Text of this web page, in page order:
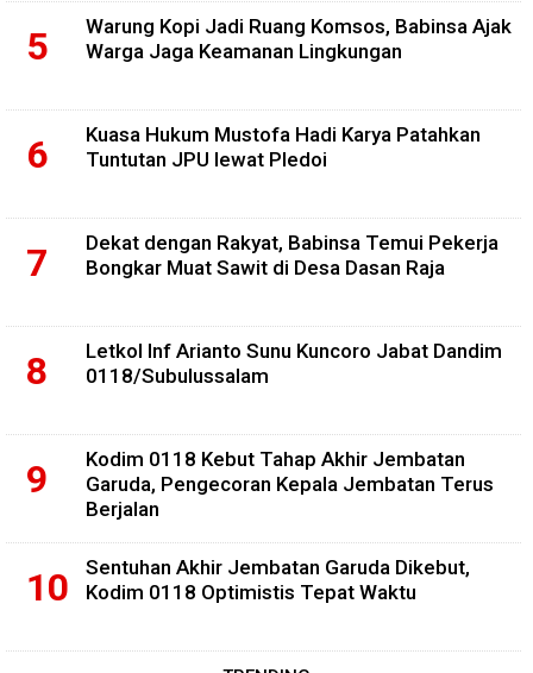
Warung Kopi Jadi Ruang Komsos, Babinsa Ajak
Warga Jaga Keamanan Lingkungan
Kuasa Hukum Mustofa Hadi Karya Patahkan
Tuntutan JPU lewat Pledoi
Dekat dengan Rakyat, Babinsa Temui Pekerja
Bongkar Muat Sawit di Desa Dasan Raja
Letkol Inf Arianto Sunu Kuncoro Jabat Dandim
0118/Subulussalam
Kodim 0118 Kebut Tahap Akhir Jembatan
Garuda, Pengecoran Kepala Jembatan Terus
Berjalan
Sentuhan Akhir Jembatan Garuda Dikebut,
Kodim 0118 Optimistis Tepat Waktu